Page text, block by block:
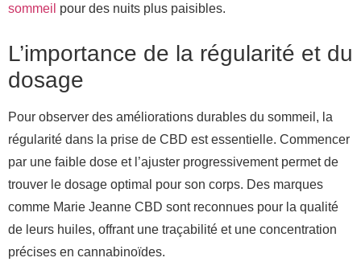
sommeil pour des nuits plus paisibles.
L’importance de la régularité et du
dosage
Pour observer des améliorations durables du sommeil, la
régularité dans la prise de CBD est essentielle. Commencer
par une faible dose et l’ajuster progressivement permet de
trouver le dosage optimal pour son corps. Des marques
comme Marie Jeanne CBD sont reconnues pour la qualité
de leurs huiles, offrant une traçabilité et une concentration
précises en cannabinoïdes.